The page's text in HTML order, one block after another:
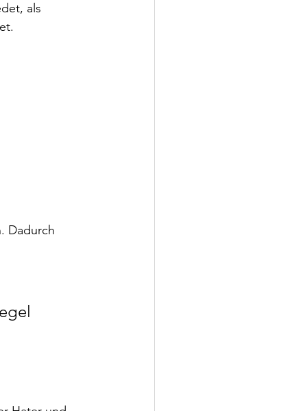
als
Dadurch